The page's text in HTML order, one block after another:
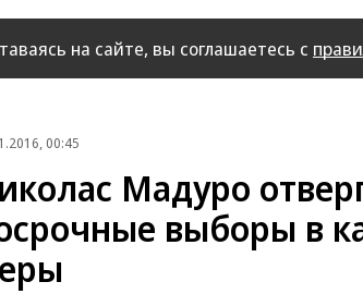
на сайте, вы соглашаетесь с
00:45
Мадуро
выборы в